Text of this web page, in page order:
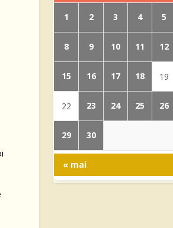
1 2 3 4 5
8 9 10 11 12
15 16 17 18 19
22 23 24 25 26
29 30
« mai